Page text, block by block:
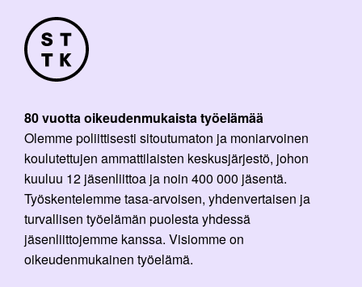
80 vuotta oikeudenmukaista työelämää
Olemme poliittisesti sitoutumaton ja moniarvoinen
koulutettujen ammattilaisten keskusjärjestö, johon
kuuluu 12 jäsenliittoa ja noin 400 000 jäsentä.
Työskentelemme tasa-arvoisen, yhdenvertaisen ja
turvallisen työelämän puolesta yhdessä
jäsenliittojemme kanssa. Visiomme on
oikeudenmukainen työelämä.